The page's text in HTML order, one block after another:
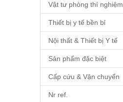
Vật tư phòng thí nghiệm
Thiết bị y tế bền bỉ
Nội thất & Thiết bị Y tế
Sản phẩm đặc biệt
Cấp cứu & Vận chuyển
Nr ref.